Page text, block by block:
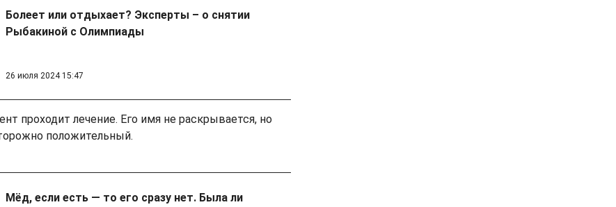
Болеет или отдыхает? Эксперты – о снятии
Рыбакиной с Олимпиады
26 июля 2024 15:47
проходит лечение. Его имя не раскрывается, но
положительный.
Мёд, если есть — то его сразу нет. Была ли